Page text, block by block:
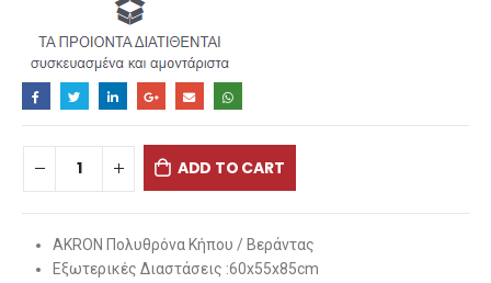
ADD TO CART
AKRON Πολυθρόνα Κήπου / Βεράντας
Εξωτερικές Διαστάσεις :60x55x85cm